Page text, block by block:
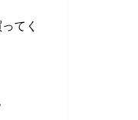
てく